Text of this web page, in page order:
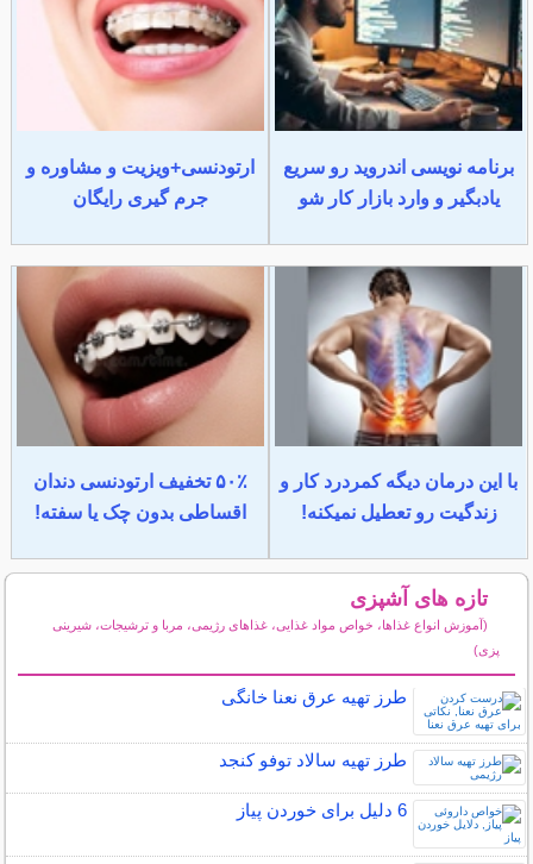
برنامه نویسی اندروید رو سریع
یادبگیر و وارد بازار کار شو
ارتودنسی+ویزیت و مشاوره و
جرم گیری رایگان
با این درمان دیگه کمردرد کار و
زندگیت رو تعطیل نمیکنه!
۵۰٪ تخفیف ارتودنسی دندان
اقساطی بدون چک یا سفته!
تازه های آشپزی
(آموزش انواع غذاها، خواص مواد غذایی، غذاهای رژیمی، مربا و ترشیجات، شیرینی
پزی)
طرز تهیه عرق نعنا خانگی
طرز تهیه سالاد توفو کنجد
6 دلیل برای خوردن پیاز